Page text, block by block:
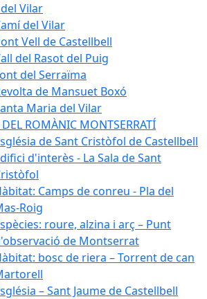
Vilar
del Vilar
Vell de Castellbell
del Rasot del Puig
del Serraïma
de Mansuet Boxó
Maria del Vilar
DEL ROMÀNIC MONTSERRATÍ
de Sant Cristòfol de Castellbell
d'interès - La Sala de Sant
Camps de conreu - Pla del
Roig
roure, alzina i arç – Punt
de Montserrat
bosc de riera – Torrent de can
– Sant Jaume de Castellbell